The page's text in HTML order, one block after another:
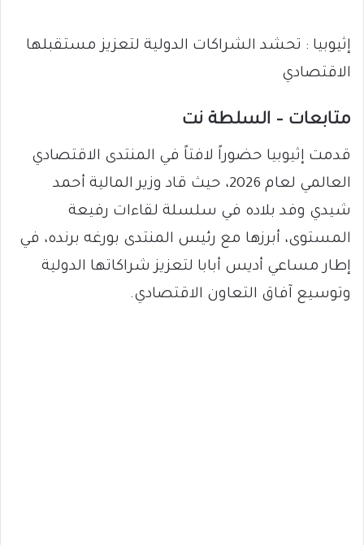
إثيوبيا : تحشد الشراكات الدولية لتعزيز مستقبلها
الاقتصادي
متابعات – السلطة نت
قدمت إثيوبيا حضوراً لافتاً في المنتدى الاقتصادي
العالمي لعام 2026، حيث قاد وزير المالية أحمد
شيدي وفد بلاده في سلسلة لقاءات رفيعة
المستوى، أبرزها مع رئيس المنتدى بورغه برنده، في
إطار مساعي أديس أبابا لتعزيز شراكاتها الدولية
وتوسيع آفاق التعاون الاقتصادي.